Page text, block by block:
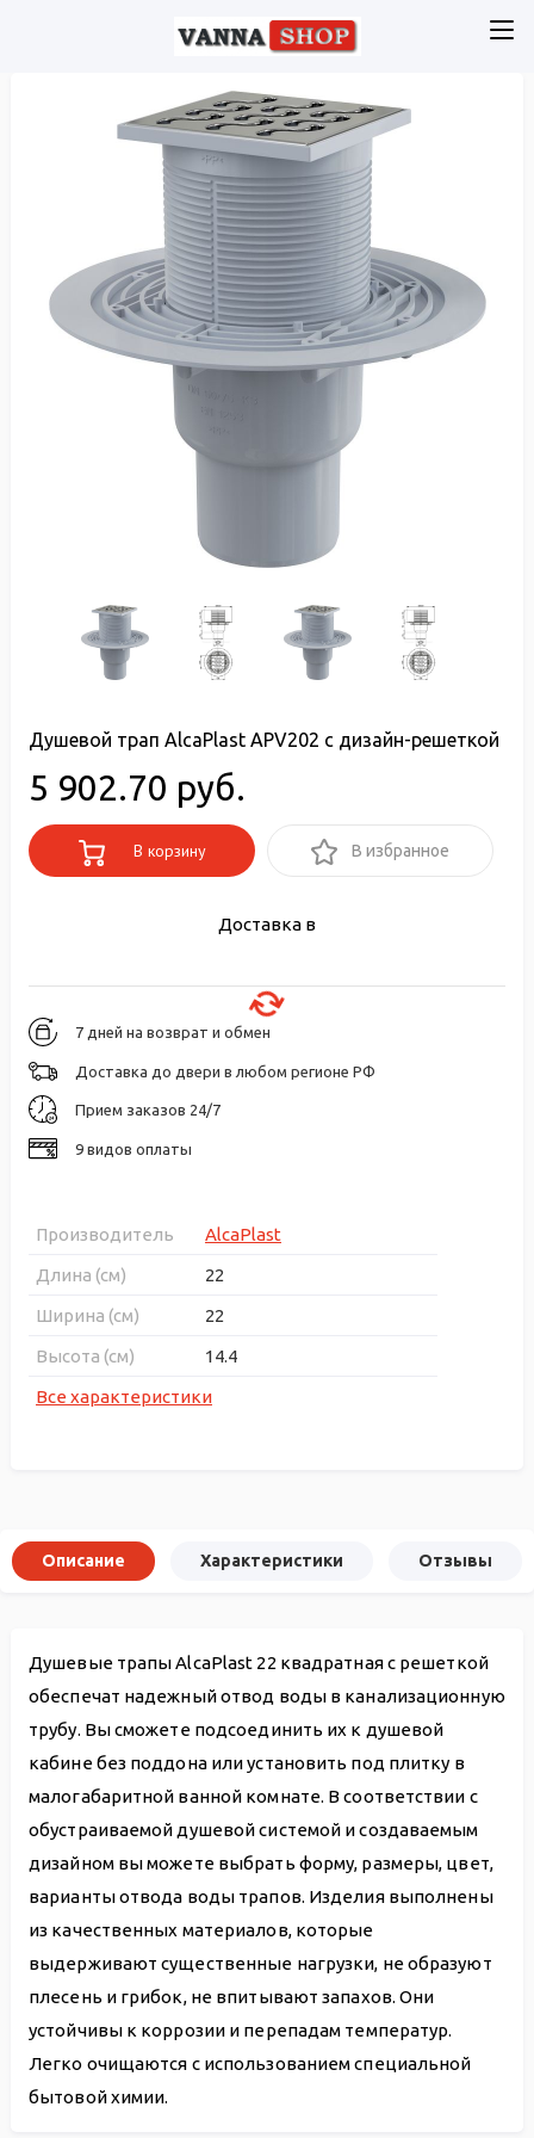
Душевой трап AlcaPlast APV202 с дизайн-решеткой
5 902.70 руб.
В корзину В избранное
Доставка в
7 дней на возврат и обмен
Доставка до двери в любом регионе РФ
Прием заказов 24/7
9 видов оплаты
Производитель
AlcaPlast
Длина (см)
22
Ширина (см)
22
Высота (см)
14.4
Все характеристики
Описание Характеристики Отзывы
Душевые трапы AlcaPlast 22 квадратная с решеткой
обеспечат надежный отвод воды в канализационную
трубу. Вы сможете подсоединить их к душевой
кабине без поддона или установить под плитку в
малогабаритной ванной комнате. В соответствии с
обустраиваемой душевой системой и создаваемым
дизайном вы можете выбрать форму, размеры, цвет,
варианты отвода воды трапов. Изделия выполнены
из качественных материалов, которые
выдерживают существенные нагрузки, не образуют
плесень и грибок, не впитывают запахов. Они
устойчивы к коррозии и перепадам температур.
Легко очищаются с использованием специальной
бытовой химии.